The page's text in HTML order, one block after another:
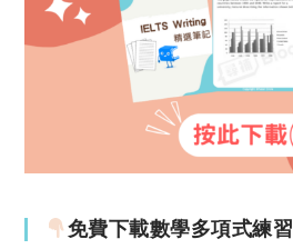
免費下載數學多項式練習